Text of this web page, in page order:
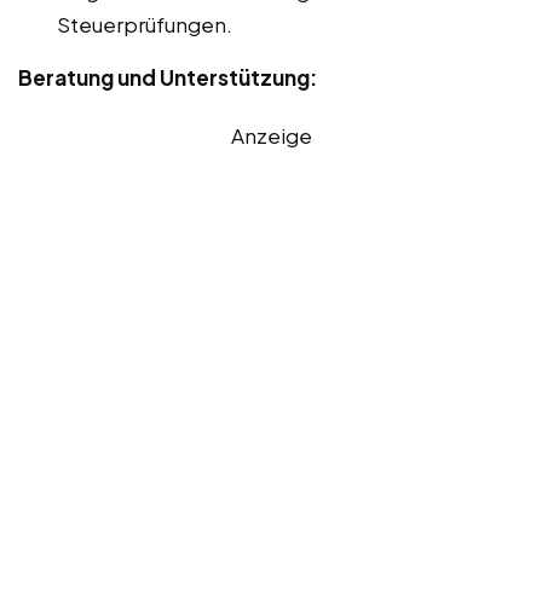
Steuerprüfungen.
Beratung und Unterstützung:
Anzeige